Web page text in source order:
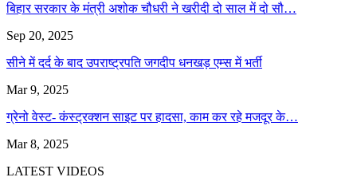
बिहार सरकार के मंत्री अशोक चौधरी ने खरीदी दो साल में दो सौ…
Sep 20, 2025
सीने में दर्द के बाद उपराष्ट्रपति जगदीप धनखड़ एम्स में भर्ती
Mar 9, 2025
ग्रेनो वेस्ट- कंस्ट्रक्शन साइट पर हादसा, काम कर रहे मजदूर के…
Mar 8, 2025
LATEST VIDEOS